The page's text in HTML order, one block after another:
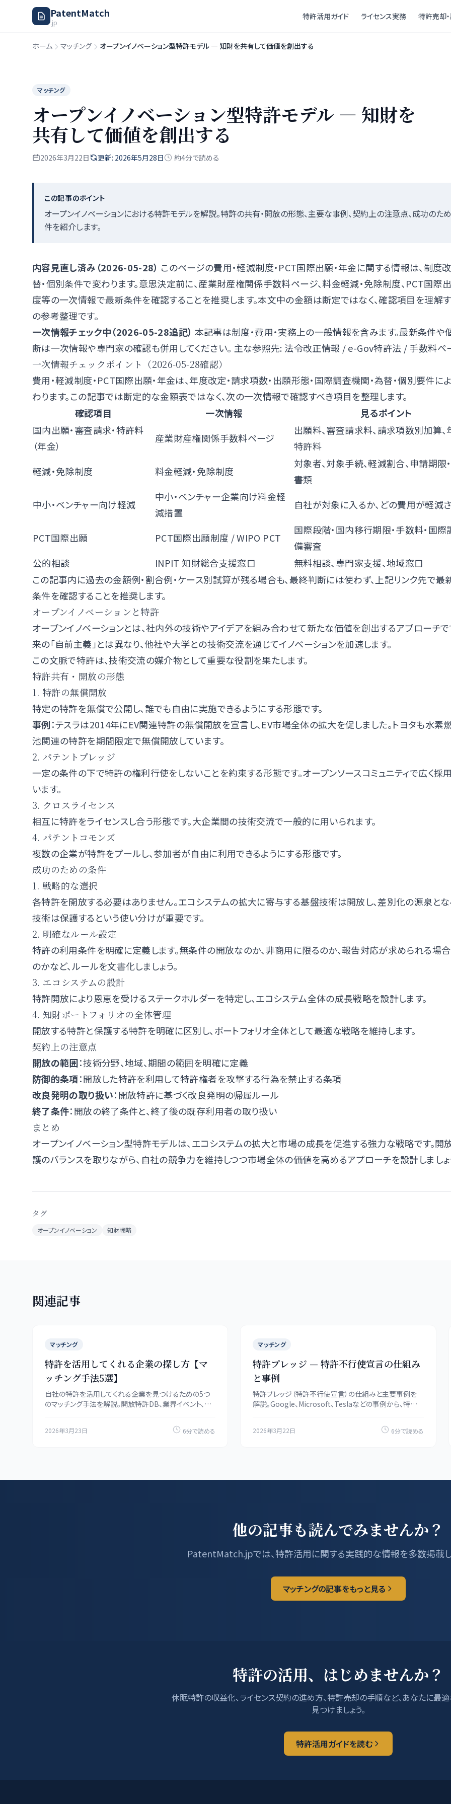
PatentMatch
.jp
特許活用ガイド ライセンス実務 特許売却
ホーム マッチング オープンイノベーション型特許モデル — 知財を共有して価値を創出する
マッチング
オープンイノベーション型特許モデル — 知財を
共有して価値を創出する
2026年3月22日 更新: 2026年5月28日 約4分で読める
この記事のポイント
オープンイノベーションにおける特許モデルを解説。特許の共有・開放の形態、主要な事例、契約上の注意点、成功のた
件を紹介します。
内容見直し済み（2026-05-28） このページの費用・軽減制度・PCT国際出願・年金に関する情報は、制度
替・個別条件で変わります。意思決定前に、産業財産権関係手数料ページ、料金軽減・免除制度、PCT国際
度等の一次情報で最新条件を確認することを推奨します。本文中の金額は断定ではなく、確認項目を理解
の参考整理です。
一次情報チェック中（2026-05-28追記） 本記事は制度・費用・実務上の一般情報を含みます。最新条件や
断は一次情報や専門家の確認も併用してください。 主な参照先: 法令改正情報 /e-Gov特許法 /手数料ペ
一次情報チェックポイント（2026-05-28確認）
費用・軽減制度・PCT国際出願・年金は、年度改定・請求項数・出願形態・国際調査機関・為替・個別要件に
わります。この記事では断定的な金額表ではなく、次の一次情報で確認すべき項目を整理します。
確認項目
一次情報
見るポイント
国内出願・審査請求・特許料
（年金）
産業財産権関係手数料ページ
出願料、審査請求料、請求項数別加算
特許料
軽減・免除制度
料金軽減・免除制度
対象者、対象手続、軽減割合、申請期限
書類
中小・ベンチャー向け軽減
中小・ベンチャー企業向け料金軽
減措置
自社が対象に入るか、どの費用が軽減
PCT国際出願 PCT国際出願制度 /WIPO PCT
国際段階・国内移行期限・手数料・国
備審査
公的相談
INPIT 知財総合支援窓口
無料相談、専門家支援、地域窓口
この記事内に過去の金額例・割合例・ケース別試算が残る場合も、最終判断には使わず、上記リンク先で最
条件を確認することを推奨します。
オープンイノベーションと特許
オープンイノベーションとは、社内外の技術やアイデアを組み合わせて新たな価値を創出するアプローチで
来の「自前主義」とは異なり、他社や大学との技術交流を通じてイノベーションを加速します。
この文脈で特許は、技術交流の媒介物として重要な役割を果たします。
特許共有・開放の形態
1. 特許の無償開放
特定の特許を無償で公開し、誰でも自由に実施できるようにする形態です。
事例：テスラは2014年にEV関連特許の無償開放を宣言し、EV市場全体の拡大を促しました。トヨタも水素
池関連の特許を期間限定で無償開放しています。
2. パテントプレッジ
一定の条件の下で特許の権利行使をしないことを約束する形態です。オープンソースコミュニティで広く採
います。
3. クロスライセンス
相互に特許をライセンスし合う形態です。大企業間の技術交流で一般的に用いられます。
4. パテントコモンズ
複数の企業が特許をプールし、参加者が自由に利用できるようにする形態です。
成功のための条件
1. 戦略的な選択
各特許を開放する必要はありません。エコシステムの拡大に寄与する基盤技術は開放し、差別化の源泉と
技術は保護するという使い分けが重要です。
2. 明確なルール設定
特許の利用条件を明確に定義します。無条件の開放なのか、非商用に限るのか、報告対応が求められる場
のかなど、ルールを文書化しましょう。
3. エコシステムの設計
特許開放により恩恵を受けるステークホルダーを特定し、エコシステム全体の成長戦略を設計します。
4. 知財ポートフォリオの全体管理
開放する特許と保護する特許を明確に区別し、ポートフォリオ全体として最適な戦略を維持します。
契約上の注意点
開放の範囲：技術分野、地域、期間の範囲を明確に定義
防御的条項：開放した特許を利用して特許権者を攻撃する行為を禁止する条項
改良発明の取り扱い：開放特許に基づく改良発明の帰属ルール
終了条件：開放の終了条件と、終了後の既存利用者の取り扱い
まとめ
オープンイノベーション型特許モデルは、エコシステムの拡大と市場の成長を促進する強力な戦略です。開
護のバランスを取りながら、自社の競争力を維持しつつ市場全体の価値を高めるアプローチを設計しましょ
タグ
オープンイノベーション 知財戦略
関連記事
マッチング
特許を活用してくれる企業の探し方【マ
ッチング手法5選】
自社の特許を活用してくれる企業を見つけるための5つ
のマッチング手法を解説。開放特許DB、業界イベント、特
2026年3月23日 6分で読める
マッチング
特許プレッジ — 特許不行使宣言の仕組み
と事例
特許プレッジ（特許不行使宣言）の仕組みと主要事例を
解説。Google、Microsoft、Teslaなどの事例から、特許
2026年3月22日 6分で読める
他の記事も読んでみませんか？
PatentMatch.jpでは、特許活用に関する実践的な情報を多数掲載し
マッチングの記事をもっと見る
特許の活用、はじめませんか？
休眠特許の収益化、ライセンス契約の進め方、特許売却の手順など、あなたに最
見つけましょう。
特許活用ガイドを読む